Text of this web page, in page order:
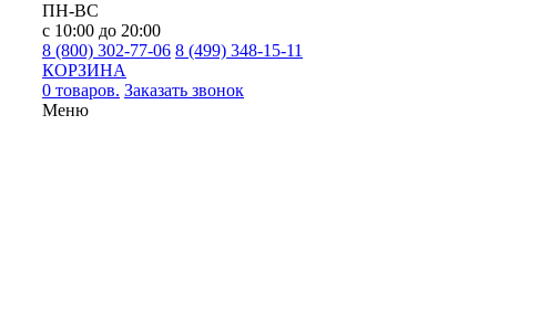
ПН-ВС
с 10:00 до 20:00
8 (800) 302-77-06 8 (499) 348-15-11
КОРЗИНА
0 товаров. Заказать звонок
Меню